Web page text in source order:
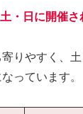
・日に開催さ
りやすく、
っています。